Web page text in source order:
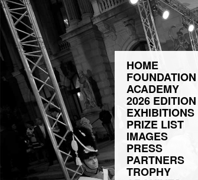
HOME
FOUNDATION
ACADEMY
2026 EDITION
EXHIBITIONS
PRIZE LIST
IMAGES
PRESS
PARTNERS
TROPHY